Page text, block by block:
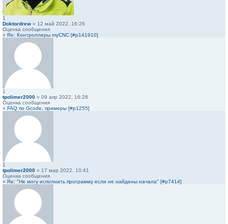
1
Doktordrew » 12 май 2022, 16:26
Оценка сообщения
» Re: Контроллеры myCNC [#p141910]
1
tpolimer2000 » 09 апр 2022, 16:28
Оценка сообщения
» FAQ по Gcode, примеры [#p1255]
1
tpolimer2000 » 17 мар 2022, 10:41
Оценка сообщения
» Re: "Не могу исполнить программу если не найдены начала" [#p7414]